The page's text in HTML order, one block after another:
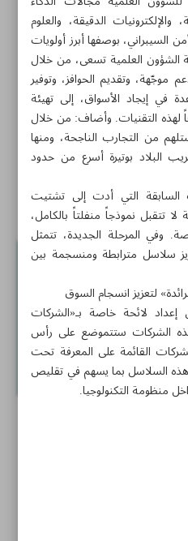
ذاكرة إيران
التعاون في التقنيات الحديثة
بتقنية العلاج الكيميائي داخل
الناشئة: الحوكمة المركّبة
الدقيقة، والعلوم
السيبراني، بوصفها أبرز أولويات
الشؤون العلمية تسعى، من خلال
موجّهة، وتقديم الحوافز، وتوفير
في إيجاد الأسواق، إلى تهيئة
لهذه التقنيات. وأضاف: من خلال
من التجارب الناجحة، ومنها
البلاد بوتيرة أسرع من حدود
السابقة التي أدت إلى تشتيت
لا تتقبل نموذجاً منفلتاً بالكامل،
وفي المرحلة الجديدة، تتمثل
سلاسل مترابطة ومنسجمة بين
لتعزيز انسجام السوق
لائحة خاصة بـ«الشركات
الشركات ستتموضع على رأس
القائمة على المعرفة تحت
السلاسل بما يسهم في تقليص
منظومة التكنولوجيا.